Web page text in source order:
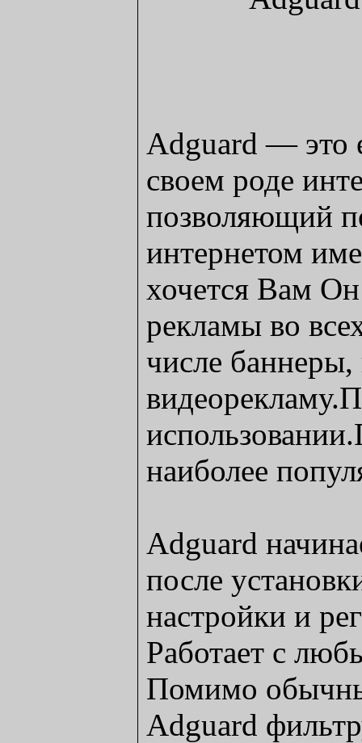
Adguard — это
своем роде
позволяющий
интернетом
хочется Вам
рекламы во
числе
наиболее
Adguard
после
настройки и
Работает с
Помимо
Adguard